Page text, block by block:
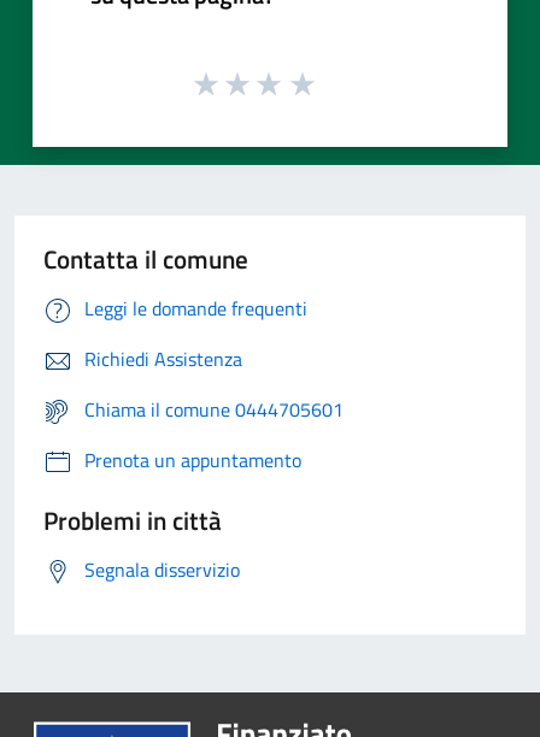
Contatta il comune
Leggi le domande frequenti
Richiedi Assistenza
Chiama il comune 0444705601
Prenota un appuntamento
Problemi in città
Segnala disservizio